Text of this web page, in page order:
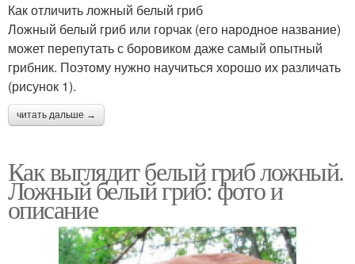
Как отличить ложный белый гриб
Ложный белый гриб или горчак (его народное название)
может перепутать с боровиком даже самый опытный
грибник. Поэтому нужно научиться хорошо их различать
(рисунок 1).
читать дальше →
Как выглядит белый гриб ложный.
Ложный белый гриб: фото и
описание